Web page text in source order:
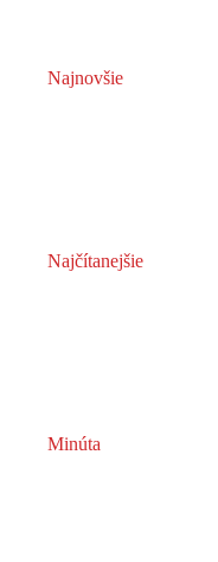
Najnovšie
Najčítanejšie
Minúta